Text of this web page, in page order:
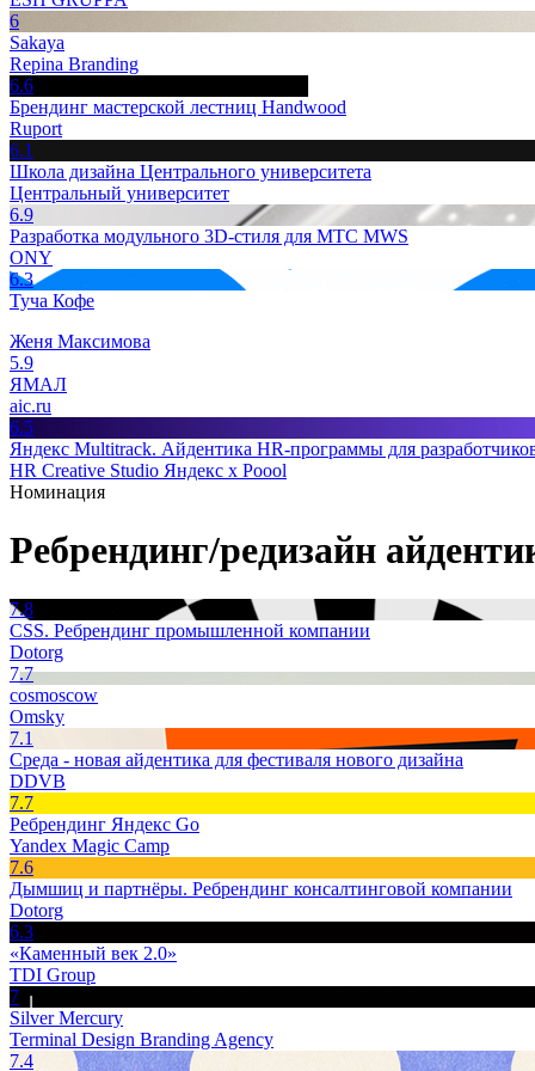
6
Sakaya
Repina Branding
6.6
Брендинг мастерской лестниц Handwood
Ruport
6.1
Школа дизайна Центрального университета
Центральный университет
6.9
Разработка модульного 3D-стиля для МТС MWS
ONY
6.3
Туча Кофе
Женя Максимова
5.9
ЯМАЛ
aic.ru
6.5
Яндекс Multitrack. Айдентика HR-программы для
HR Creative Studio Яндекс x Poool
Номинация
Ребрендинг/редизайн
7.8
CSS. Ребрендинг промышленной компании
Dotorg
7.7
cosmoscow
Omsky
7.1
Среда - новая айдентика для фестиваля нового дизайна
DDVB
7.7
Ребрендинг Яндекс Go
Yandex Magic Camp
7.6
Дымшиц и партнёры. Ребрендинг консалтинговой компании
Dotorg
6.3
«Каменный век 2.0»
TDI Group
7
Silver Mercury
Terminal Design Branding Agency
7.4